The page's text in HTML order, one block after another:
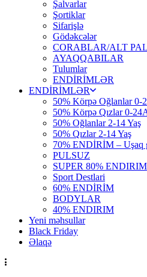
Şalvarlar
Şortiklar
Sifarişlə
Gödəkcələr
CORABLAR/ALT
AYAQQABILAR
Tulumlar
ENDİRİMLƏR
ENDİRİMLƏR
50% Körpə Oğlanlar 0-
50% Körpə Qızlar 0-
50% Oğlanlar 2-14 Yaş
50% Qızlar 2-14 Yaş
70% ENDİRİM – Uşaq
PULSUZ
SUPER 80% ENDIRIM
Sport Destlari
60% ENDİRİM
BODYLAR
40% ENDIRIM
Yeni məhsullar
Black Friday
Əlaqə